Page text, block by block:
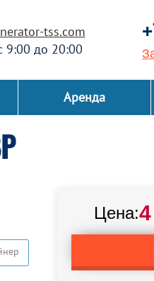
tss.com
9:00 до 20:00
Аренда
Цена: